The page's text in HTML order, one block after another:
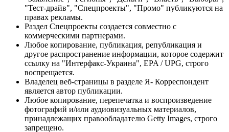
"Тест-драйв", "Спецпроекты", "Промо" публикуются на
правах рекламы.
Раздел Спецпроекты создается совместно с
коммерческими партнерами.
Любое копирование, публикация, републикация и
другое распространение информации, которое содержит
ссылку на "Интерфакс-Украина", EPA / UPG, строго
воспрещается.
Владелец веб-страницы в разделе Я- Корреспондент
является автор публикации.
Любое копирование, перепечатка и воспроизведение
фотографий и/или аудиовизуальных материалов,
принадлежащих правообладателю Getty Images, строго
запрещено.